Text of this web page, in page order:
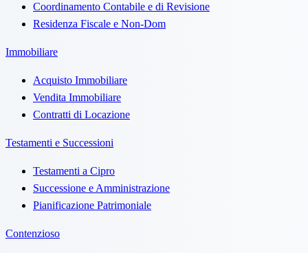
Coordinamento Contabile e di Revisione
Residenza Fiscale e Non-Dom
Immobiliare
Acquisto Immobiliare
Vendita Immobiliare
Contratti di Locazione
Testamenti e Successioni
Testamenti a Cipro
Successione e Amministrazione
Pianificazione Patrimoniale
Contenzioso